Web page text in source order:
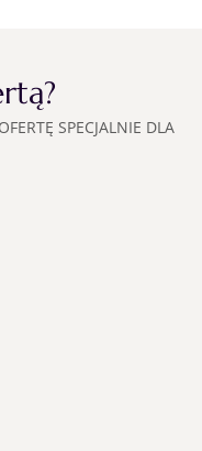
SPECJALNIE DLA